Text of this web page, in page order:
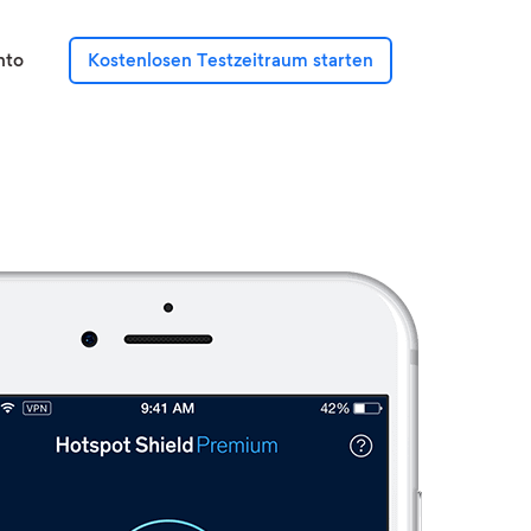
Kostenlosen Testzeitraum starten